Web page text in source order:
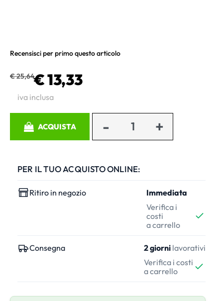
Recensisci per primo questo articolo
€ 25,64€ 13,33
iva inclusa
ACQUISTA
PER IL TUO ACQUISTO ONLINE:
Ritiro in negozio
Immediata
Verifica i
costi
a carrello
Consegna 2 giorni lavorativi
Verifica i costi
a carrello